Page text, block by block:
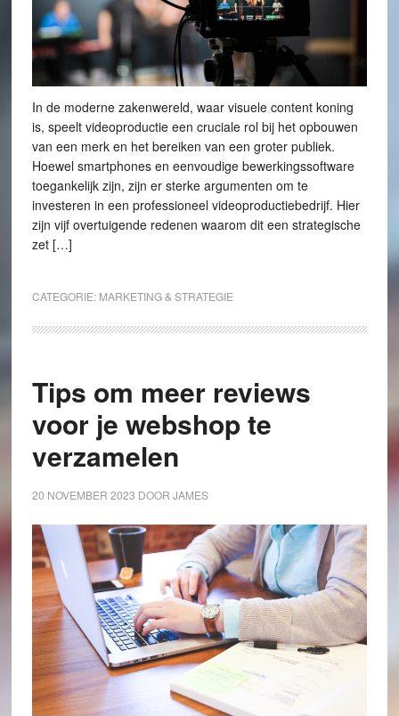
In de moderne zakenwereld, waar visuele content koning
is, speelt videoproductie een cruciale rol bij het opbouwen
van een merk en het bereiken van een groter publiek.
Hoewel smartphones en eenvoudige bewerkingssoftware
toegankelijk zijn, zijn er sterke argumenten om te
investeren in een professioneel videoproductiebedrijf. Hier
zijn vijf overtuigende redenen waarom dit een strategische
zet […]
CATEGORIE: MARKETING & STRATEGIE
Tips om meer reviews
voor je webshop te
verzamelen
20 NOVEMBER 2023 DOOR JAMES